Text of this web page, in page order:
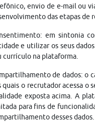
envio de e-mail ou
das etapas de
em sintonia
e utilizar os seus
currículo na plataforma.
de dados: o
quais o recrutador acessa o
exposta acima. A
para fins de
desses dados.